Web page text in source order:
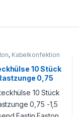
, Kabelkonfektion
10 Stück
0,75